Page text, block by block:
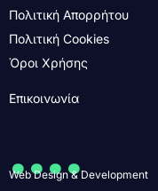
Πολιτική Απορρήτου
Πολιτική Cookies
Όροι Χρήσης
Επικοινωνία
....
Web Design & Development